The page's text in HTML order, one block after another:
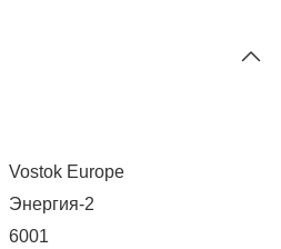
Vostok Europe
Энергия-2
6001